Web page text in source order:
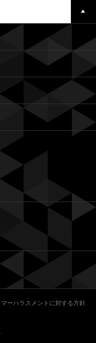
ーハラスメントに対する方針